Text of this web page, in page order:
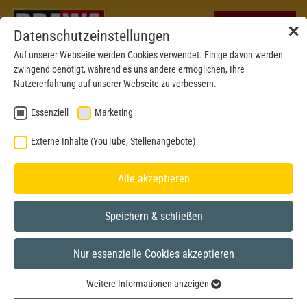
BRAWA MUSEUM
Spur H0
Spur N
Weitere Modelle 0
✕
Datenschutzeinstellungen
Auf unserer Webseite werden Cookies verwendet. Einige davon werden
zwingend benötigt, während es uns andere ermöglichen, Ihre
Nutzererfahrung auf unserer Webseite zu verbessern.
Essenziell Marketing
Externe Inhalte (YouTube, Stellenangebote)
Alle akzeptieren
Speichern & schließen
Nur essenzielle Cookies akzeptieren
Weitere Informationen anzeigen